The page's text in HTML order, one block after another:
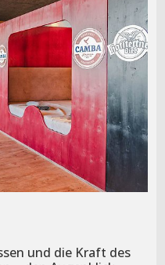
und die Kraft des